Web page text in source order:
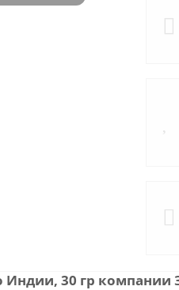
Индии, 30 гр компании